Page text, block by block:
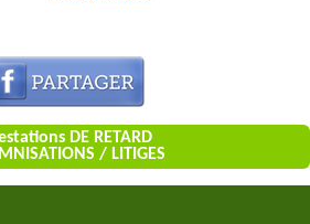
DE RETARD
/ LITIGES